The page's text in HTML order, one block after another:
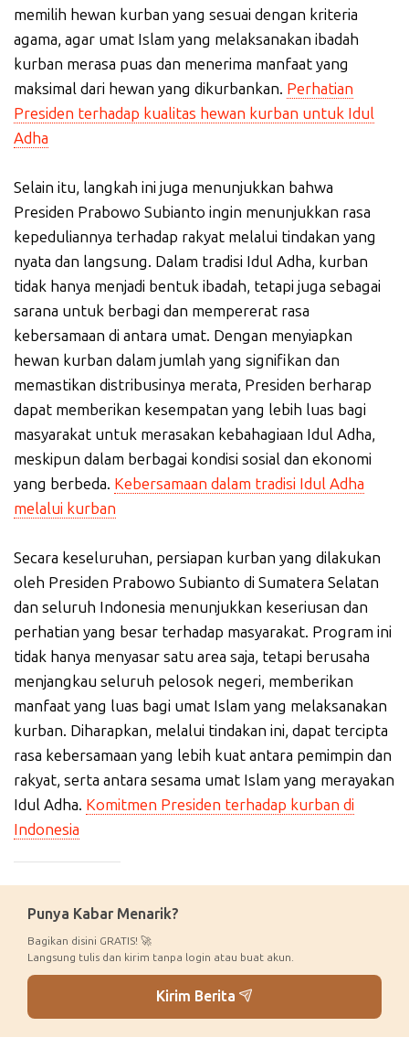
memilih hewan kurban yang sesuai dengan kriteria
agama, agar umat Islam yang melaksanakan ibadah
kurban merasa puas dan menerima manfaat yang
maksimal dari hewan yang dikurbankan. Perhatian
Presiden terhadap kualitas hewan kurban untuk Idul
Adha
Selain itu, langkah ini juga menunjukkan bahwa
Presiden Prabowo Subianto ingin menunjukkan rasa
kepeduliannya terhadap rakyat melalui tindakan yang
nyata dan langsung. Dalam tradisi Idul Adha, kurban
tidak hanya menjadi bentuk ibadah, tetapi juga sebagai
sarana untuk berbagi dan mempererat rasa
kebersamaan di antara umat. Dengan menyiapkan
hewan kurban dalam jumlah yang signifikan dan
memastikan distribusinya merata, Presiden berharap
dapat memberikan kesempatan yang lebih luas bagi
masyarakat untuk merasakan kebahagiaan Idul Adha,
meskipun dalam berbagai kondisi sosial dan ekonomi
yang berbeda. Kebersamaan dalam tradisi Idul Adha
melalui kurban
Secara keseluruhan, persiapan kurban yang dilakukan
oleh Presiden Prabowo Subianto di Sumatera Selatan
dan seluruh Indonesia menunjukkan keseriusan dan
perhatian yang besar terhadap masyarakat. Program ini
tidak hanya menyasar satu area saja, tetapi berusaha
menjangkau seluruh pelosok negeri, memberikan
manfaat yang luas bagi umat Islam yang melaksanakan
kurban. Diharapkan, melalui tindakan ini, dapat tercipta
rasa kebersamaan yang lebih kuat antara pemimpin dan
rakyat, serta antara sesama umat Islam yang merayakan
Idul Adha. Komitmen Presiden terhadap kurban di
Indonesia
Punya Kabar Menarik?
Bagikan disini GRATIS! 🚀
Langsung tulis dan kirim tanpa login atau buat akun.
Kirim Berita